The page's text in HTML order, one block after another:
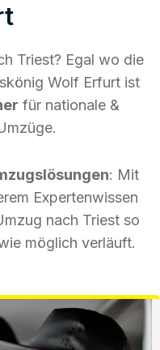
Triest? Egal wo die
Wolf Erfurt ist
für nationale &
: Mit
Expertenwissen
nach Triest so
möglich verläuft.